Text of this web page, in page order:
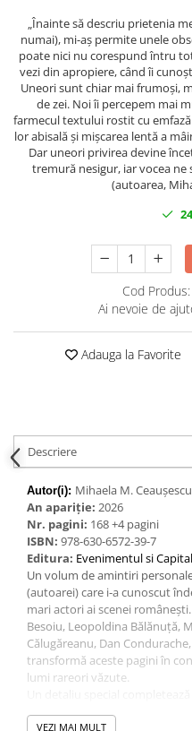
Noutăți
Cărți
Reviste
Reviste
Capital
Evenimentul Istoric
Evenimentul istoric - editii
„Înainte să descriu prietenia
numai), mi-aș permite unele
poate nici nu corespund întru
vezi din apropiere, când îi
Uneori sunt chiar mai frumoși,
de zei. Noi îi percepem mai
farmecul textului rostit cu
lor abisală și mișcarea lentă a
Dar uneori privirea devine
tremură nesigur, iar vocea
(autoarea,
24
Cod Produs:
Ai nevoie de
Adauga la Favorite
Descriere
Autor(i): Mihaela M. Ceaușescu
An apariție: 2026
Nr. pagini: 168 +4 pagini
ISBN: 978-630-6572-39-7
Editura: Evenimentul si Capital
Un volum de amintiri
(autoarei) care i‑a cunoscut
mari actori ai scenei
Besoiu, Leopoldina Bălănuță,
Călugăreanu, Dan
transformă aceste pagini în
lumi rareori văzute.
este realizat chiar de Horațiu
VEZI MAI MULT